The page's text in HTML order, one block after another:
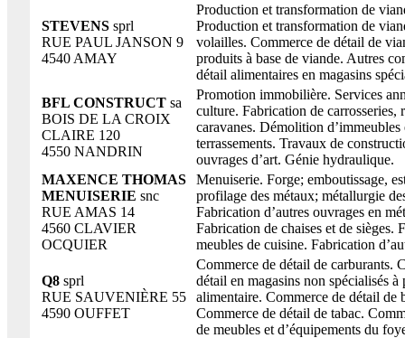
STEVENS sprl
RUE PAUL JANSON 9
4540 AMAY
Production et transformation de
Production et transformation de
volailles. Commerce de détail de
produits à base de viande. Autres
détail alimentaires en magasins
BFL CONSTRUCT sa
BOIS DE LA CROIX
CLAIRE 120
4550 NANDRIN
Promotion immobilière. Services
culture. Fabrication de carrosseries,
caravanes. Démolition d’immeubles
terrassements. Travaux de
ouvrages d’art. Génie hydraulique.
MAXENCE THOMAS
MENUISERIE snc
RUE AMAS 14
4560 CLAVIER
OCQUIER
Menuiserie. Forge; emboutissage,
profilage des métaux; métallurgie
Fabrication d’autres ouvrages en
Fabrication de chaises et de sièges.
meubles de cuisine. Fabrication
Q8 sprl
RUE SAUVENIÈRE 55
4590 OUFFET
Commerce de détail de carburants.
détail en magasins non spécialisés à
alimentaire. Commerce de détail de
Commerce de détail de tabac.
de meubles et d’équipements du